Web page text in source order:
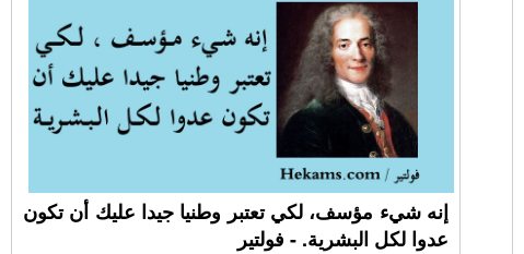
إنه شيء مؤسف، لكي تعتبر وطنيا جيدا عليك أن تكون
عدوا لكل البشرية. - فولتير